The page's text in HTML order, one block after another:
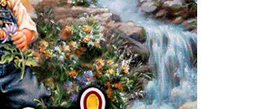
Связаться с нами
Политика конфиденциальности
Отказ от ответственности
Подписка
Мой аккаунт